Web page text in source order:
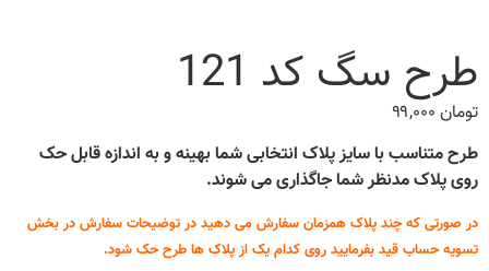
طرح سگ کد 121
تومان
طرح متناسب با سایز پلاک انتخابی شما بهینه و به اندازه قابل حک
روی پلاک مدنظر شما جاگذاری می شوند.
در صورتی که چند پلاک همزمان سفارش می دهید در توضیحات سفارش در بخش
تسویه حساب قید بفرمایید روی کدام یک از پلاک ها طرح حک شود.